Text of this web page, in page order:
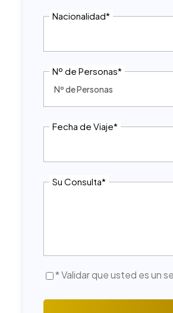
Nacionalidad*
Nº de Personas*
Fecha de Viaje*
Su Consulta*
* Validar que usted es un